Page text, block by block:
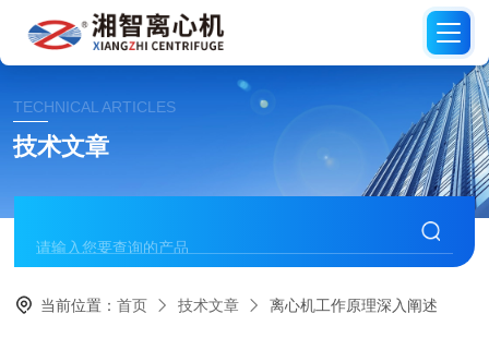
TECHNICAL ARTICLES
技术文章
当前位置：首页 技术文章 离心机工作原理深入阐述